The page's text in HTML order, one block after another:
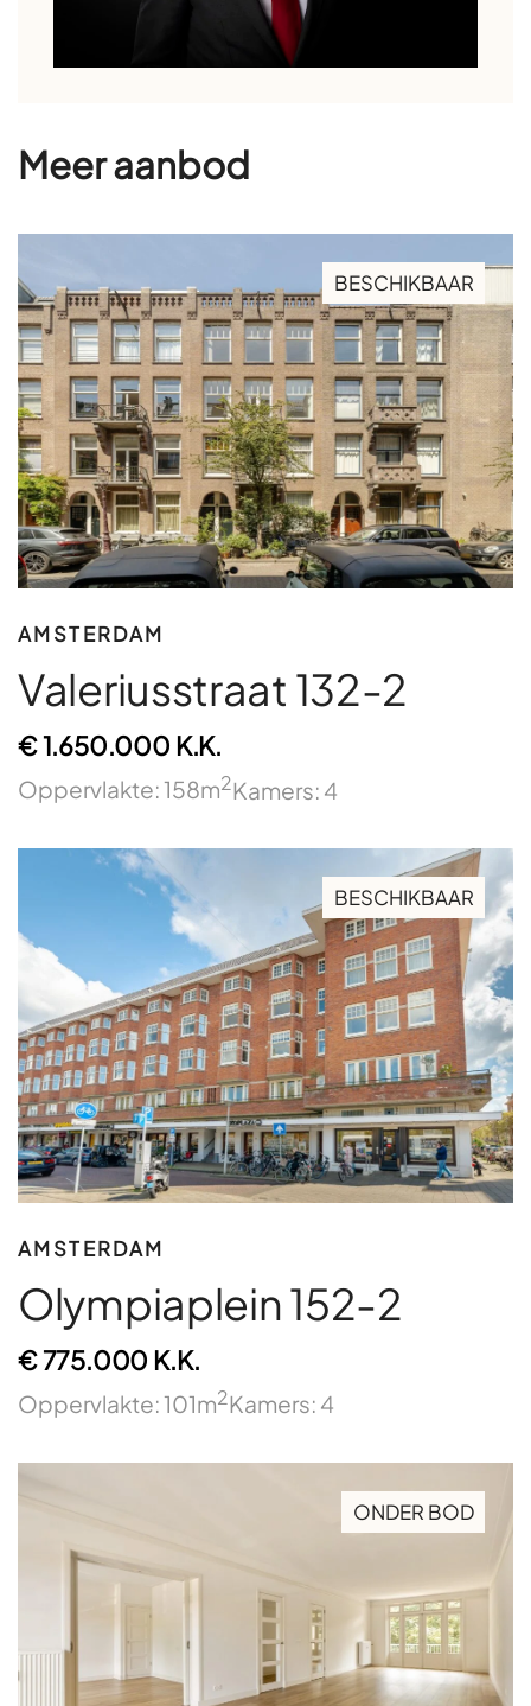
Meer aanbod
BESCHIKBAAR
AMSTERDAM
Valeriusstraat 132-2
€ 1.650.000 K.K.
Oppervlakte: 158m2Kamers: 4
BESCHIKBAAR
AMSTERDAM
Olympiaplein 152-2
€ 775.000 K.K.
Oppervlakte: 101m2Kamers: 4
ONDER BOD